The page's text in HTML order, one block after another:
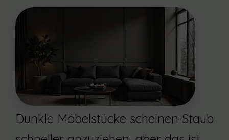
Dunkle Möbelstücke scheinen Staub